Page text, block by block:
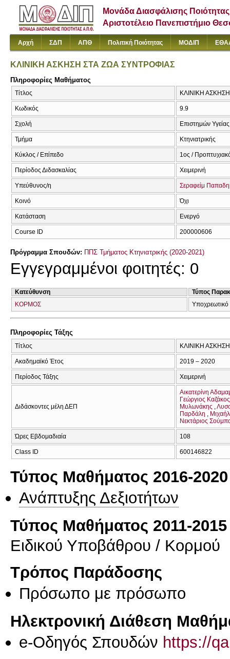
Μονάδα Διασφάλισης Ποιότητας
Αριστοτέλειο Πανεπιστήμιο
Αρχή ΣΔΠ ΑΠΘ Πολιτική Ποιότητας ΜΟΔΙΠ
ΚΛΙΝΙΚΗ ΑΣΚΗΣΗ ΣΤΑ ΖΩΑ ΣΥΝΤΡΟΦΙΑΣ
Πληροφορίες Μαθήματος
Τίτλος ΚΛΙΝΙΚΗ
Κωδικός 9.9
Σχολή Επιστημών Υγείας
Τμήμα Κτηνιατρικής
Κύκλος / Επίπεδο 1ος /
Περίοδος Διδασκαλίας Χειμερινή
Υπεύθυνος/η Σεραφείμ
Κοινό Όχι
Κατάσταση Ενεργό
Course ID 200000606
Πρόγραμμα Σπουδών: ΠΠΣ Τμήματος Κτηνιατρικής (2020-2021)
Εγγεγραμμένοι φοιτητές: 0
Κατεύθυνση
Τύπος
ΚΟΡΜΟΣ
Υποχρεωτικό
Πληροφορίες Τάξης
Τίτλος ΚΛΙΝΙΚΗ
Ακαδημαϊκό Έτος 2019 – 2020
Περίοδος Τάξης Χειμερινή
Διδάσκοντες μέλη ΔΕΠ
Αικατερίνη
Γεώργιος Καζάκος
Μυλωνάκης
Παρδάλη
Νεκτάριος
Ώρες Εβδομαδιαία 108
Class ID 600146822
Τύπος Μαθήματος 2016-2020
Ανάπτυξης Δεξιοτήτων
Τύπος Μαθήματος 2011-2015
Ειδικού Υποβάθρου / Κορμού
Τρόπος Παράδοσης
Πρόσωπο με πρόσωπο
Ηλεκτρονική Διάθεση
e-Οδηγός Σπουδών https://